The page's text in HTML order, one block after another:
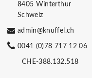
8405 Winterthur
Schweiz
admin@knuffel.ch
0041 (0)78 717 12 06
CHE-388.132.518